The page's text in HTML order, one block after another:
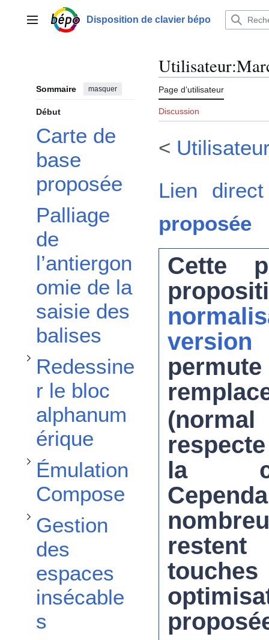
contenuMenu principalDisposition de clavier bépo
Sommaire masquer
Début
Carte de
base
proposée
Palliage
de
l’antiergon
omie de la
saisie des
balises
Redessine
r le bloc
alphanum
érique
Afficher / masquer la sous-section
Redessiner le bloc alphanumérique
Émulation
Compose
Afficher / masquer la sous-section
Émulation Compose
Gestion
des
espaces
insécable
s
Afficher / masquer la sous-section
Gestion des espaces insécables
Utilisateur:
Page d’utilisateur
Discussion
<
Lien
proposée
Cette
version
la